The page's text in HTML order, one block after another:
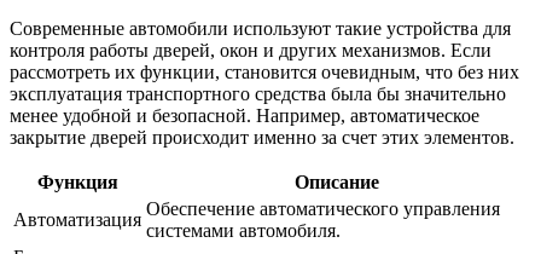
Современные автомобили используют такие устройства для
контроля работы дверей, окон и других механизмов. Если
рассмотреть их функции, становится очевидным, что без них
эксплуатация транспортного средства была бы значительно
менее удобной и безопасной. Например, автоматическое
закрытие дверей происходит именно за счет этих элементов.
Функция
Описание
Автоматизация
Обеспечение автоматического управления
системами автомобиля.